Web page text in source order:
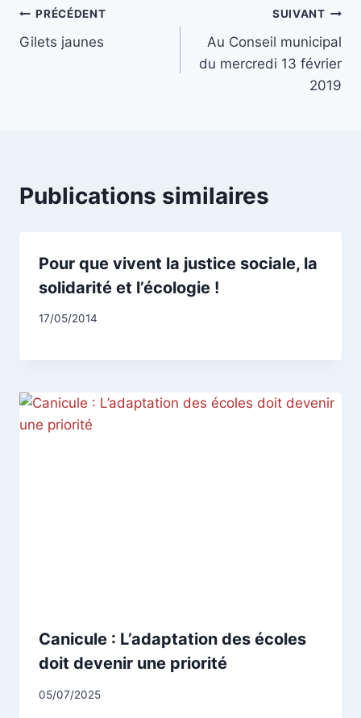
Navigation
de
PRÉCÉDENT
Gilets jaunes
SUIVANT
Au Conseil municipal
du mercredi 13 février
2019
Publications similaires
Pour que vivent la justice sociale, la
solidarité et l’écologie !
Par
17/05/2014
Canicule : L’adaptation des écoles
doit devenir une priorité
Par
05/07/2025